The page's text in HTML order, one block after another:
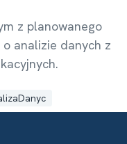
z planowanego
o analizie danych z